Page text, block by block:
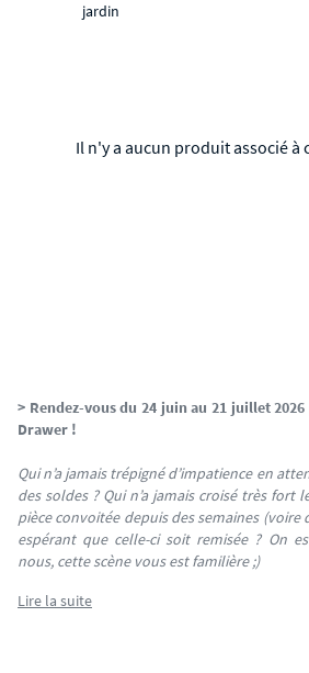
jardin
Il n'y a aucun produit associé à
> Rendez-vous du 24 juin au 21 juillet 2026
Drawer !
Qui n’a jamais trépigné d’impatience en
des soldes ? Qui n’a jamais croisé très fort
pièce convoitée depuis des semaines (voire
espérant que celle-ci soit remisée ? On
nous, cette scène vous est familière ;)
Lire la suite